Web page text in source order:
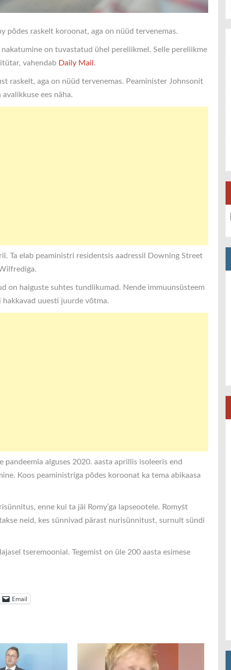
põdes raskelt koroonat, aga on nüüd tervenemas.
on tuvastatud ühel pereliikmel. Selle pereliikme
vahendab Daily Mail .
raskelt, aga on nüüd tervenemas. Peaminister Johnsonit
ees näha.
Ta elab peaministri residentsis aadressil Downing Street
on haiguste suhtes tundlikumad. Nende immuunsüsteem
hakkavad uuesti juurde võtma.
alguses 2020. aasta aprillis isoleeris end
Koos peaministriga põdes koroonat ka tema abikaasa
enne kui ta jäi Romy’ga lapseootele. Romyśt
neid, kes sünnivad pärast nurisünnitust, surnult sündi
tseremoonial. Tegemist on üle 200 aasta esimese
Email